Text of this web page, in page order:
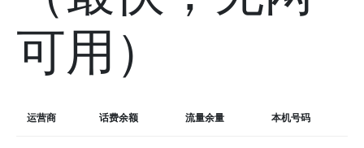
可用）
运营商 话费余额 流量余量 本机号码